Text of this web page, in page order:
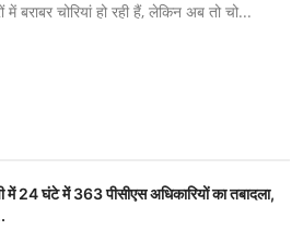
में बराबर चोरियां हो रही हैं, लेकिन अब तो चो...
में 24 घंटे में 363 पीसीएस अधिकारियों का तबादला,